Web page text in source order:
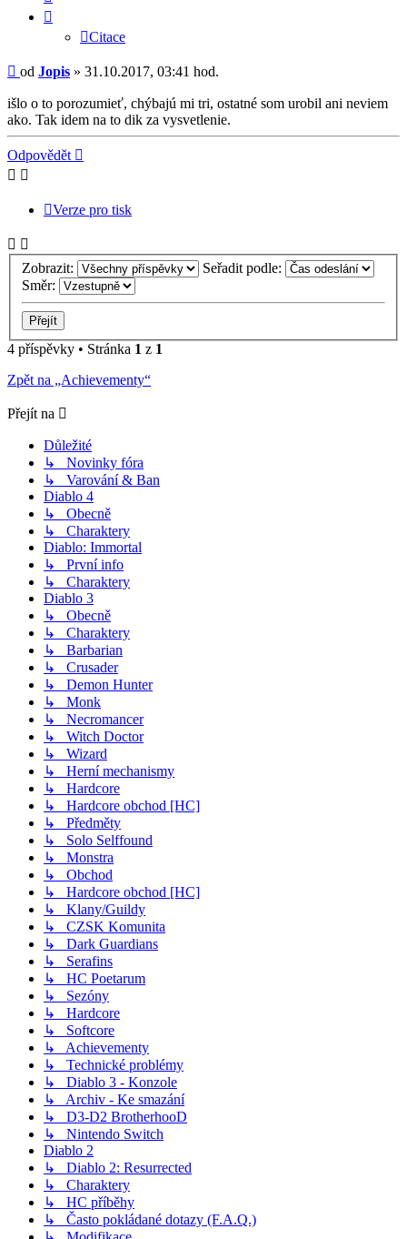
Citace
Příspěvek
od Jopis » 31.10.2017, 03:41 hod.
išlo o to porozumieť, chýbajú mi tri, ostatné som urobil ani neviem
ako. Tak idem na to dik za vysvetlenie.
Nahoru
Odpovědět
Verze pro tisk
Zobrazit:
Seřadit podle:
Směr:
4 příspěvky • Stránka 1 z 1
Zpět na „Achievementy“
Přejít na
Důležité
↳ Novinky fóra
↳ Varování & Ban
Diablo 4
↳ Obecně
↳ Charaktery
Diablo: Immortal
↳ První info
↳ Charaktery
Diablo 3
↳ Obecně
↳ Charaktery
↳ Barbarian
↳ Crusader
↳ Demon Hunter
↳ Monk
↳ Necromancer
↳ Witch Doctor
↳ Wizard
↳ Herní mechanismy
↳ Hardcore
↳ Hardcore obchod [HC]
↳ Předměty
↳ Solo Selffound
↳ Monstra
↳ Obchod
↳ Hardcore obchod [HC]
↳ Klany/Guildy
↳ CZSK Komunita
↳ Dark Guardians
↳ Serafins
↳ HC Poetarum
↳ Sezóny
↳ Hardcore
↳ Softcore
↳ Achievementy
↳ Technické problémy
↳ Diablo 3 - Konzole
↳ Archiv - Ke smazání
↳ D3-D2 BrotherhooD
↳ Nintendo Switch
Diablo 2
↳ Diablo 2: Resurrected
↳ Charaktery
↳ HC příběhy
↳ Často pokládané dotazy (F.A.Q.)